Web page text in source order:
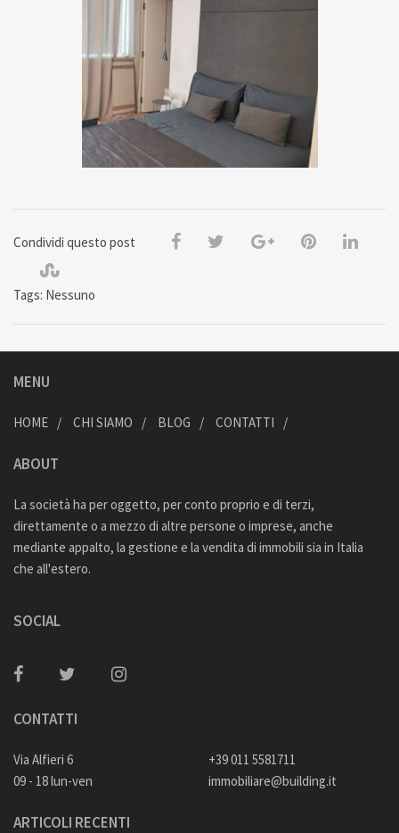
Condividi questo post
Tags: Nessuno
MENU
HOME CHI SIAMO BLOG CONTATTI
ABOUT
La società ha per oggetto, per conto proprio e di terzi,
direttamente o a mezzo di altre persone o imprese, anche
mediante appalto, la gestione e la vendita di immobili sia in Italia
che all'estero.
SOCIAL
CONTATTI
Via Alfieri 6
09 - 18 lun-ven
+39 011 5581711
immobiliare@building.it
ARTICOLI RECENTI